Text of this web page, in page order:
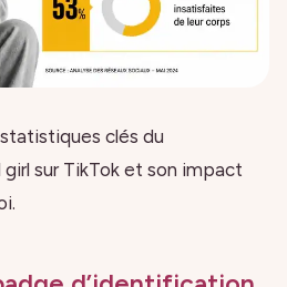
clés du
sur TikTok et son impact